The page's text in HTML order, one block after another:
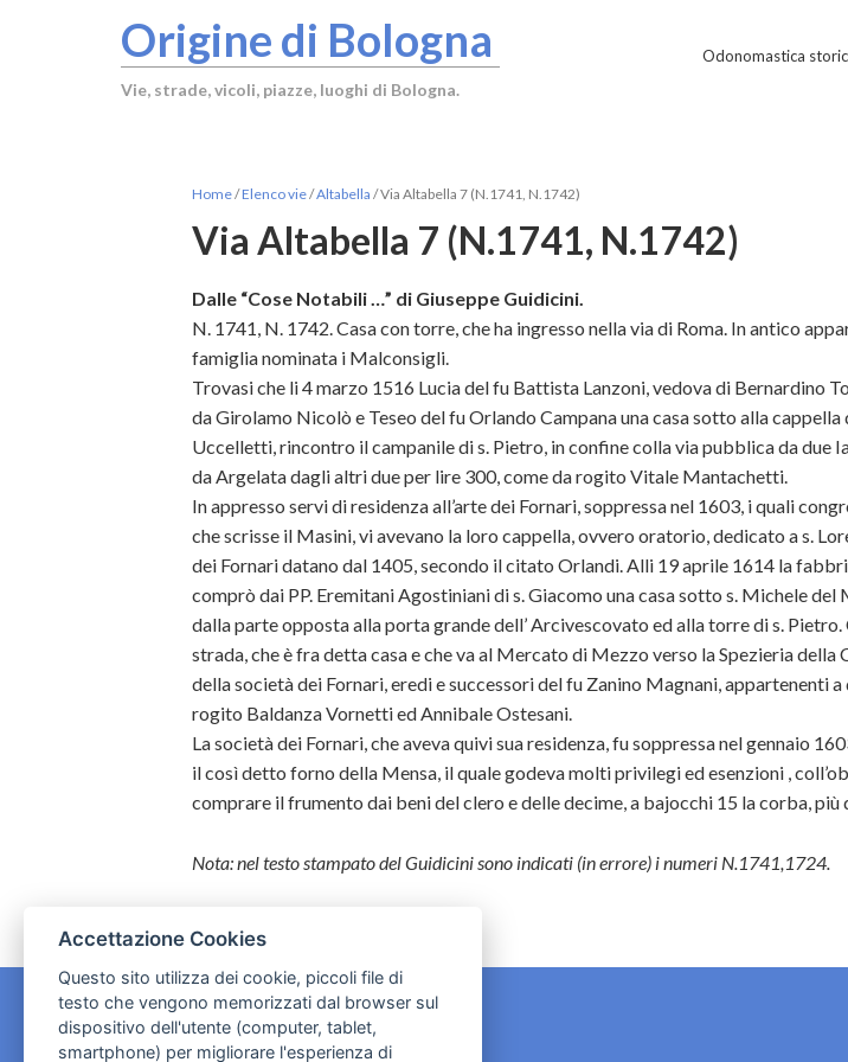
Origine di Bologna
Vie, strade, vicoli, piazze, luoghi di Bologna.
Odonomastica
Home/Elenco vie/Altabella /Via Altabella 7 (N.1741, N.1742)
Via Altabella 7 (N.1741, N.1742)
Dalle “Cose Notabili …” di Giuseppe Guidicini.
N. 1741, N. 1742. Casa con torre, che ha ingresso nella via di Roma. In antico
famiglia nominata i Malconsigli.
Trovasi che li 4 marzo 1516 Lucia del fu Battista Lanzoni, vedova di Bernardino
da Girolamo Nicolò e Teseo del fu Orlando Campana una casa sotto alla
Uccelletti, rincontro il campanile di s. Pietro, in confine colla via pubblica da due
da Argelata dagli altri due per lire 300, come da rogito Vitale Mantachetti.
In appresso servi di residenza all’arte dei Fornari, soppressa nel 1603, i quali
che scrisse il Masini, vi avevano la loro cappella, ovvero oratorio, dedicato a s.
dei Fornari datano dal 1405, secondo il citato Orlandi. Alli 19 aprile 1614 la
comprò dai PP. Eremitani Agostiniani di s. Giacomo una casa sotto s. Michele
dalla parte opposta alla porta grande dell’ Arcivescovato ed alla torre di s.
strada, che è fra detta casa e che va al Mercato di Mezzo verso la Spezieria della
della società dei Fornari, eredi e successori del fu Zanino Magnani, appartenenti
rogito Baldanza Vornetti ed Annibale Ostesani.
La società dei Fornari, che aveva quivi sua residenza, fu soppressa nel gennaio
il così detto forno della Mensa, il quale godeva molti privilegi ed esenzioni ,
comprare il frumento dai beni del clero e delle decime, a bajocchi 15 la corba, più
Nota: nel testo stampato del Guidicini sono indicati (in errore) i numeri N.1741,1724.
CONTATTI
Accettazione Cookies
Questo sito utilizza dei cookie, piccoli file di
testo che vengono memorizzati dal browser sul
dispositivo dell'utente (computer, tablet,
smartphone) per migliorare l'esperienza di